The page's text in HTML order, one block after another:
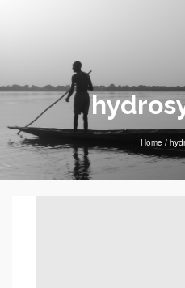
Home /